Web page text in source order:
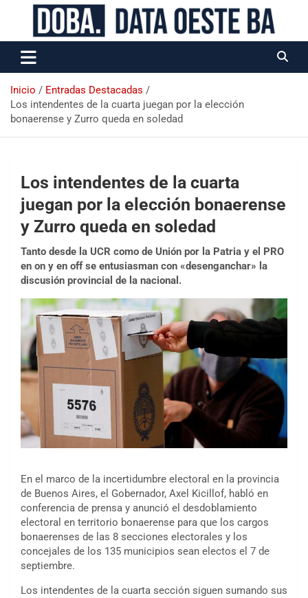
Data Oeste BA
Inicio
Entradas Destacadas
Los intendentes de la cuarta juegan por la elección
bonaerense y Zurro queda en soledad
Los intendentes de la cuarta
juegan por la elección bonaerense
y Zurro queda en soledad
Tanto desde la UCR como de Unión por la Patria y el PRO
en on y en off se entusiasman con «desenganchar» la
discusión provincial de la nacional.
En el marco de la incertidumbre electoral en la provincia
de Buenos Aires, el Gobernador, Axel Kicillof, habló en
conferencia de prensa y anunció el desdoblamiento
electoral en territorio bonaerense para que los cargos
bonaerenses de las 8 secciones electorales y los
concejales de los 135 municipios sean electos el 7 de
septiembre.
Los intendentes de la cuarta sección siguen sumando sus